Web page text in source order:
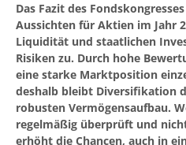
Das Fazit des
Aussichten für Aktien im Jahr
Liquidität und staatlichen
Risiken zu. Durch hohe
eine starke Marktposition
deshalb bleibt Diversifikation
robusten Vermögensaufbau.
regelmäßig überprüft und
erhöht die Chancen, auch in